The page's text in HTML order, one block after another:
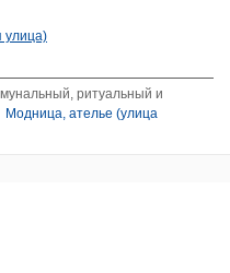
улица)
ритуальный и
Модница, ателье (улица